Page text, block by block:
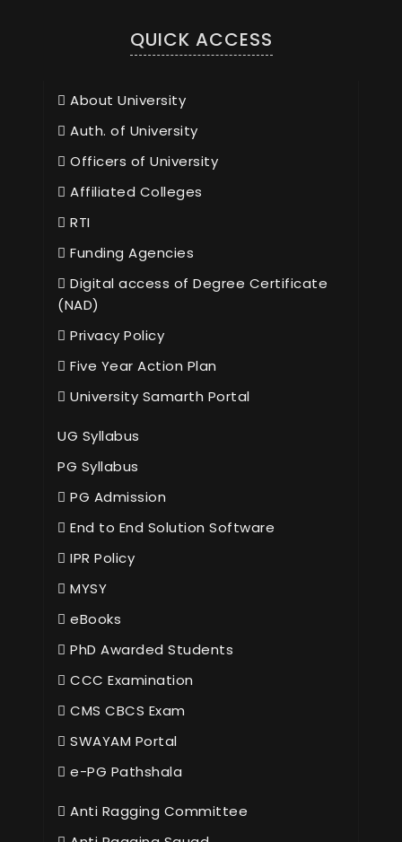
QUICK ACCESS
About University
Auth. of University
Officers of University
Affiliated Colleges
RTI
Funding Agencies
Digital access of Degree Certificate
(NAD)
Privacy Policy
Five Year Action Plan
University Samarth Portal
UG Syllabus
PG Syllabus
PG Admission
End to End Solution Software
IPR Policy
MYSY
eBooks
PhD Awarded Students
CCC Examination
CMS CBCS Exam
SWAYAM Portal
e-PG Pathshala
Anti Ragging Committee